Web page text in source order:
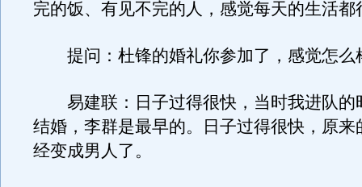
完的饭、有见不完的人，感觉每天的生活都
提问：杜锋的婚礼你参加了，感觉怎么
易建联：日子过得很快，当时我进队的
结婚，李群是最早的。日子过得很快，原来
经变成男人了。